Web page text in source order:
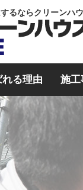
るならクリーンハ
る理由 施工